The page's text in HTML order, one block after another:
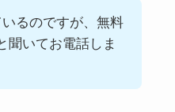
いるのですが、無料
聞いてお電話しま